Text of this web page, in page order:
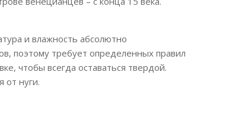
и влажность абсолютно
поэтому требует определенных правил
чтобы всегда оставаться твердой.
от нуги.